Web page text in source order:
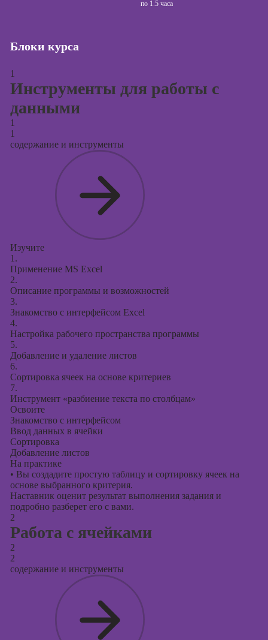
Курсы
по 1.5 часа
Блоки курса
1
Инструменты для работы с
данными
1
1
содержание и инструменты
Изучите
1.
Применение MS Excel
2.
Описание программы и возможностей
3.
Знакомство с интерфейсом Excel
4.
Настройка рабочего пространства программы
5.
Добавление и удаление листов
6.
Сортировка ячеек на основе критериев
7.
Инструмент «разбиение текста по столбцам»
Освоите
Знакомство с интерфейсом
Ввод данных в ячейки
Сортировка
Добавление листов
На практике
• Вы создадите простую таблицу и сортировку ячеек на
основе выбранного критерия.
Наставник оценит результат выполнения задания и
подробно разберет его с вами.
2
Работа с ячейками
2
2
содержание и инструменты